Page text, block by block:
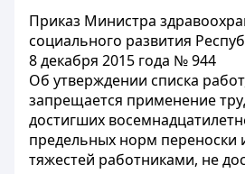
Приказ Министра
социального развития
8 декабря 2015 года № 944
Об утверждении списка
запрещается применение
достигших
предельных норм переноски
тяжестей работниками, не